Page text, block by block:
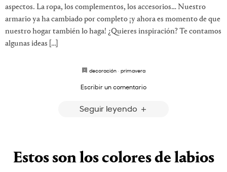
aspectos. La ropa, los complementos, los accesorios… Nuestro
armario ya ha cambiado por completo ¡y ahora es momento de que
nuestro hogar también lo haga! ¿Quieres inspiración? Te contamos
algunas ideas […]
decoración · primavera
Escribir un comentario
Seguir leyendo
Estos son los colores de labios